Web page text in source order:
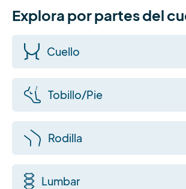
Explora por partes del
Cuello
Tobillo/Pie
Rodilla
Lumbar